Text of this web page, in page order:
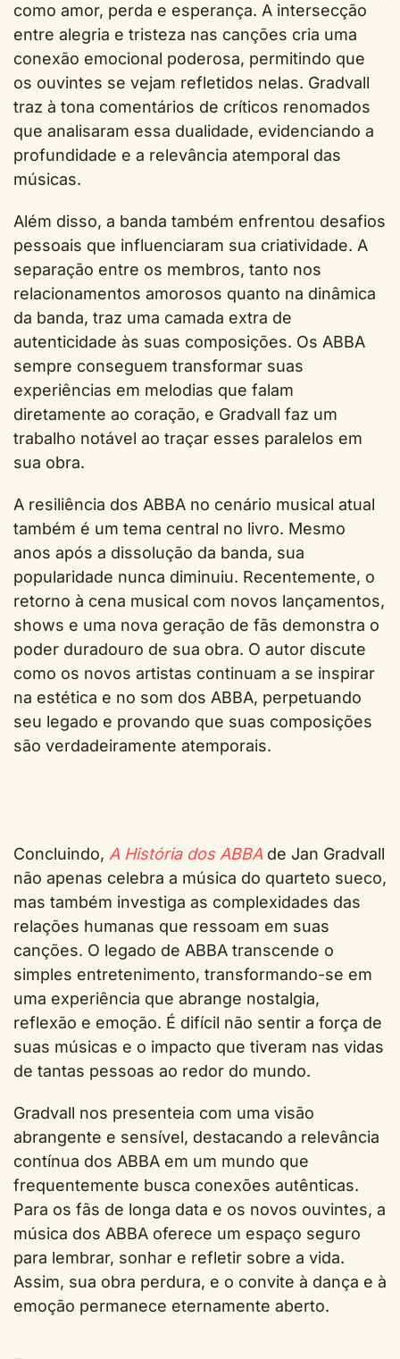
como amor, perda e esperança. A intersecção
entre alegria e tristeza nas canções cria uma
conexão emocional poderosa, permitindo que
os ouvintes se vejam refletidos nelas. Gradvall
traz à tona comentários de críticos renomados
que analisaram essa dualidade, evidenciando a
profundidade e a relevância atemporal das
músicas.
Além disso, a banda também enfrentou desafios
pessoais que influenciaram sua criatividade. A
separação entre os membros, tanto nos
relacionamentos amorosos quanto na dinâmica
da banda, traz uma camada extra de
autenticidade às suas composições. Os ABBA
sempre conseguem transformar suas
experiências em melodias que falam
diretamente ao coração, e Gradvall faz um
trabalho notável ao traçar esses paralelos em
sua obra.
A resiliência dos ABBA no cenário musical atual
também é um tema central no livro. Mesmo
anos após a dissolução da banda, sua
popularidade nunca diminuiu. Recentemente, o
retorno à cena musical com novos lançamentos,
shows e uma nova geração de fãs demonstra o
poder duradouro de sua obra. O autor discute
como os novos artistas continuam a se inspirar
na estética e no som dos ABBA, perpetuando
seu legado e provando que suas composições
são verdadeiramente atemporais.
Concluindo, A História dos ABBA de Jan Gradvall
não apenas celebra a música do quarteto sueco,
mas também investiga as complexidades das
relações humanas que ressoam em suas
canções. O legado de ABBA transcende o
simples entretenimento, transformando-se em
uma experiência que abrange nostalgia,
reflexão e emoção. É difícil não sentir a força de
suas músicas e o impacto que tiveram nas vidas
de tantas pessoas ao redor do mundo.
Gradvall nos presenteia com uma visão
abrangente e sensível, destacando a relevância
contínua dos ABBA em um mundo que
frequentemente busca conexões autênticas.
Para os fãs de longa data e os novos ouvintes, a
música dos ABBA oferece um espaço seguro
para lembrar, sonhar e refletir sobre a vida.
Assim, sua obra perdura, e o convite à dança e à
emoção permanece eternamente aberto.